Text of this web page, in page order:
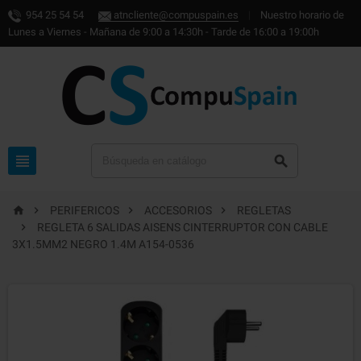
954 25 54 54 atncliente@compuspain.es
Nuestro horario de
Lunes a Viernes - Mañana de 9:00 a 14:30h - Tarde de 16:00 a 19:00h
 
  PERIFERICOS  ACCESORIOS 
REGLETAS

REGLETA 6 SALIDAS AISENS CINTERRUPTOR CON CABLE
3X1.5MM2 NEGRO 1.4M A154-0536